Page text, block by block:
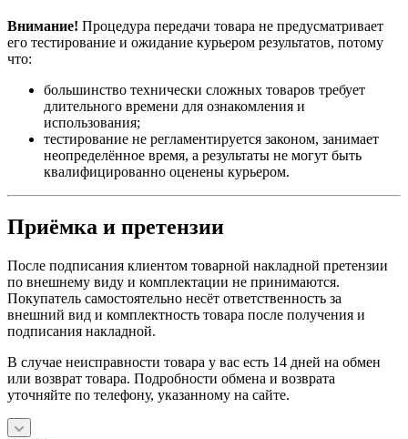
Внимание! Процедура передачи товара не предусматривает
его тестирование и ожидание курьером результатов, потому
что:
большинство технически сложных товаров требует
длительного времени для ознакомления и
использования;
тестирование не регламентируется законом, занимает
неопределённое время, а результаты не могут быть
квалифицированно оценены курьером.
Приёмка и претензии
После подписания клиентом товарной накладной претензии
по внешнему виду и комплектации не принимаются.
Покупатель самостоятельно несёт ответственность за
внешний вид и комплектность товара после получения и
подписания накладной.
В случае неисправности товара у вас есть 14 дней на обмен
или возврат товара. Подробности обмена и возврата
уточняйте по телефону, указанному на сайте.